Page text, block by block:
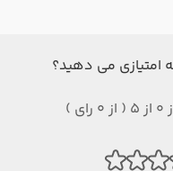
امتیازی می دهید؟
)